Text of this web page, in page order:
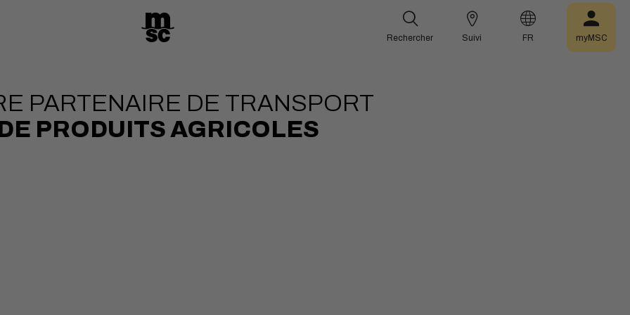
Rechercher Suivi FR myMSC
PARTENAIRE DE TRANSPORT
PRODUITS AGRICOLES